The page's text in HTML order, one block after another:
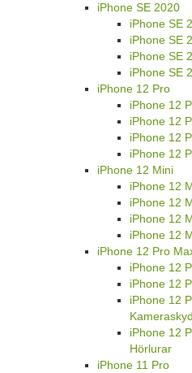
iPhone SE 2020
iPhone SE
iPhone SE
iPhone SE
iPhone SE
iPhone 12 Pro
iPhone 12
iPhone 12
iPhone 12
iPhone 12
iPhone 12 Mini
iPhone 12
iPhone 12
iPhone 12
iPhone 12
iPhone 12 Pro
iPhone 12
iPhone 12
iPhone 12
iPhone 12
Hörlurar
iPhone 11 Pro